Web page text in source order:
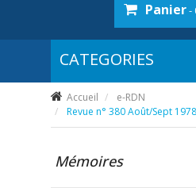
Panier-
Accueil
e-RDN
Revue n° 380 Août/Sept 1978
Mémoires